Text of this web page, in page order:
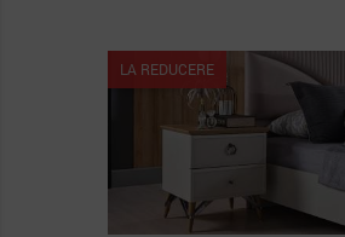
LA REDUCERE